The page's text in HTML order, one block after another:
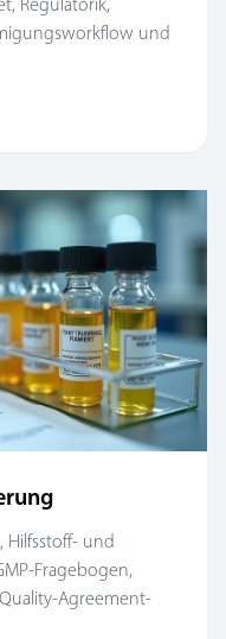
und
Hilfsstoff- und
Fragebogen,
Agreement-